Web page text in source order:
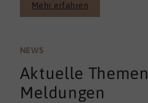
Mehr erfahren
NEWS
Aktuelle
Meldungen